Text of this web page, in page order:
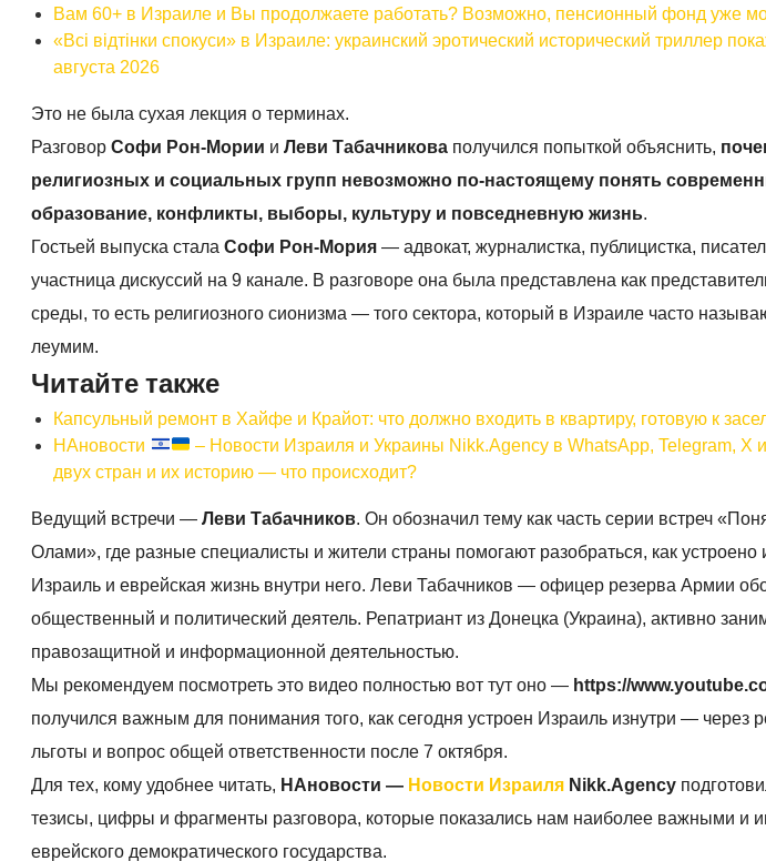
Вам 60+ в Израиле и Вы продолжаете работать? Возможно, пенсионный фонд уже
«Всі відтінки спокуси» в Израиле: украинский эротический исторический триллер
августа 2026
Это не была сухая лекция о терминах.
РазговорСофи Рон-Мории иЛеви Табачникова получился попыткой объяснить,
религиозных и социальных групп невозможно по-настоящему понять
образование, конфликты, выборы, культуру и повседневную жизнь.
Гостьей выпуска сталаСофи Рон-Мория — адвокат, журналистка, публицистка,
участница дискуссий на 9 канале. В разговоре она была представлена как
среды, то есть религиозного сионизма — того сектора, который в Израиле часто
леумим.
Читайте также
Капсульный ремонт в Хайфе и Крайот: что должно входить в квартиру, готовую к
НАновости
– Новости Израиля и Украины Nikk.Agency в WhatsApp, Telegram,
двух стран и их историю — что происходит?
Ведущий встречи —Леви Табачников. Он обозначил тему как часть серии встреч
Олами», где разные специалисты и жители страны помогают разобраться, как устроено
Израиль и еврейская жизнь внутри него. Леви Табачников — офицер резерва Армии
общественный и политический деятель. Репатриант из Донецка (Украина), активно
правозащитной и информационной деятельностью.
Мы рекомендуем посмотреть это видео полностью вот тут оно — https://
получился важным для понимания того, как сегодня устроен Израиль изнутри — через
льготы и вопрос общей ответственности после 7 октября.
Для тех, кому удобнее читать, НАновости — Новости Израиля Nikk.Agency
тезисы, цифры и фрагменты разговора, которые показались нам наиболее важными и
еврейского демократического государства.